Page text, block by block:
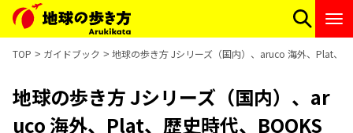
TOP ガイドブック 地球の歩き方 Jシリーズ（国内）、aruco 海外、Plat、
地球の歩き方 Jシリーズ（国内）、ar
uco 海外、Plat、歴史時代、BOOKS